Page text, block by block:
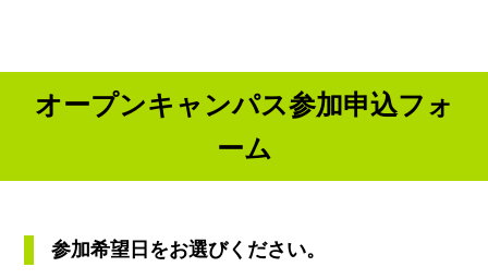
オープンキャンパス参加申込フォ
ーム
このフィールドは空のままにしてください。
参加希望日をお選びください。